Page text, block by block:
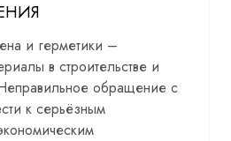
и герметики –
в строительстве и
обращение с
к серьёзным